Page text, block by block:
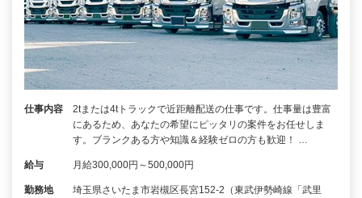
仕事内容
2tまたは4tトラックで近距離配送の仕事です。仕事量は豊富
にあるため、あなたの希望にピッタリの案件をお任せしま
す。ブランクある方や知識＆経験ゼロの方も歓迎！ …
給与 月給300,000円～500,000円
勤務地
埼玉県さいたま市岩槻区長宮152-2（東武伊勢崎線「武里